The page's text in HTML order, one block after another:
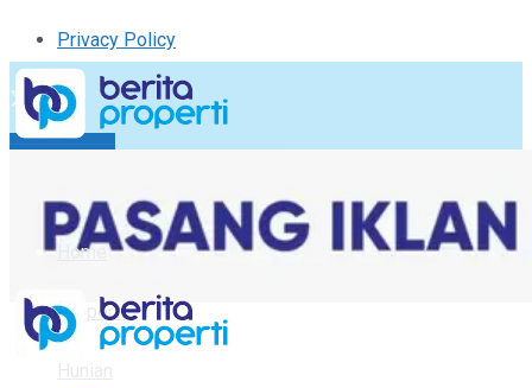
Privacy Policy
Kirim Tulisan
Logout
Home
Properti